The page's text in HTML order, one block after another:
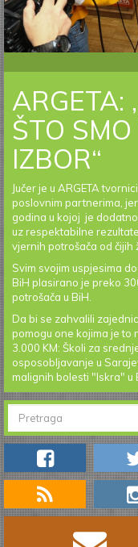
ARGETA:
ŠTO
IZBOR“
Jučer je u ARGETA
poslovnim partnerima,
godina u kojoj je
uz respektabilne
vjernih potrošača od čijih
Svim svojim uspjesima
BiH plasirano je preko
potrošača u BiH.
Da bi se zahvalili
pomogu one kojima je to
3.000 KM: Školi za
osposobljavanje u
malignih bolesti "Iskra" u
FORMA
ZA
PRETRAGU
Pretraga